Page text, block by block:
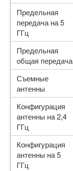
Предельная
передача на 5
ГГц
Предельная
общая передача
Съемные
антенны
Конфигурация
антенны на 2,4
ГГц
Конфигурация
антенны на 5
ГГц